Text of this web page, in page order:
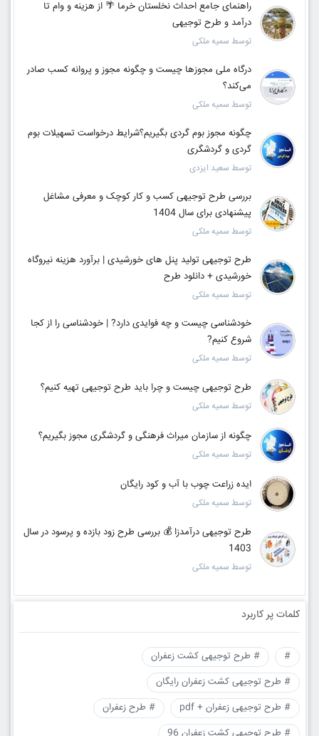
راهنمای جامع احداث نخلستان خرما 🌴 از هزینه و وام تا
درآمد و طرح توجیهی
توسط سمیه ملکی
درگاه ملی مجوزها چیست و چگونه مجوز و پروانه کسب صادر
می‌کند؟
توسط سمیه ملکی
چگونه مجوز بوم گردی بگیریم؟شرایط درخواست تسهیلات بوم
گردی و گردشگری
توسط سعید ایزدی
بررسی طرح توجیهی کسب و کار کوچک و معرفی مشاغل
پیشنهادی برای سال 1404
توسط سمیه ملکی
طرح توجیهی تولید پنل های خورشیدی | برآورد هزینه نیروگاه
خورشیدی + دانلود طرح
توسط سمیه ملکی
خودشناسی چیست و چه فوایدی دارد? | خودشناسی را از کجا
شروع کنیم?
توسط سمیه ملکی
طرح توجیهی چیست و چرا باید طرح توجیهی تهیه کنیم؟
توسط سمیه ملکی
چگونه از سازمان میراث فرهنگی و گردشگری مجوز بگیریم؟
توسط سمیه ملکی
ایده زراعت چوب با آب و کود رایگان
توسط سمیه ملکی
طرح توجیهی درآمدزا 💰 بررسی طرح زود بازده و پرسود در سال
1403
توسط سمیه ملکی
کلمات پر کاربرد
#
# طرح توجیهی کشت زعفران
# طرح توجیهی کشت زعفران رایگان
# طرح توجیهی زعفران + pdf
# طرح زعفران
# طرح توجیهی کشت زعفران 96